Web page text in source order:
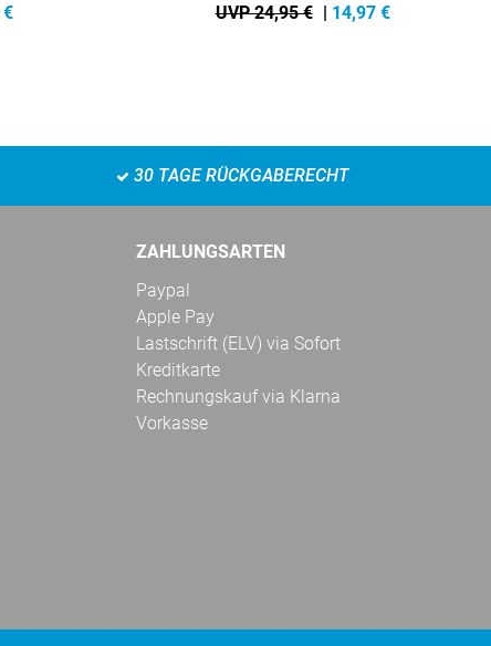
€ UVP 24,95 € 14,97 €
30 TAGE RÜCKGABERECHT
ZAHLUNGSARTEN
Paypal
Apple Pay
Lastschrift (ELV) via Sofort
Kreditkarte
Rechnungskauf via Klarna
Vorkasse